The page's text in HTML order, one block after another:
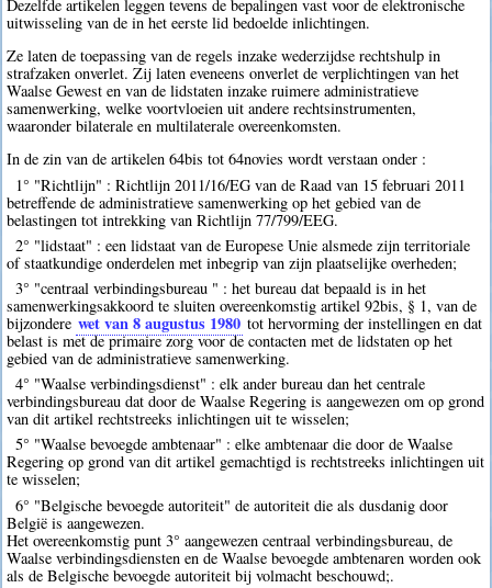
Dezelfde artikelen leggen tevens de bepalingen vast voor de elektronische
uitwisseling van de in het eerste lid bedoelde inlichtingen.
Ze laten de toepassing van de regels inzake wederzijdse rechtshulp in
strafzaken onverlet. Zij laten eveneens onverlet de verplichtingen van het
Waalse Gewest en van de lidstaten inzake ruimere administratieve
samenwerking, welke voortvloeien uit andere rechtsinstrumenten,
waaronder bilaterale en multilaterale overeenkomsten.
In de zin van de artikelen 64bis tot 64novies wordt verstaan onder :
1° "Richtlijn" : Richtlijn 2011/16/EG van de Raad van 15 februari 2011
betreffende de administratieve samenwerking op het gebied van de
belastingen tot intrekking van Richtlijn 77/799/EEG.
2° "lidstaat" : een lidstaat van de Europese Unie alsmede zijn territoriale
of staatkundige onderdelen met inbegrip van zijn plaatselijke overheden;
3° "centraal verbindingsbureau " : het bureau dat bepaald is in het
samenwerkingsakkoord te sluiten overeenkomstig artikel 92bis, § 1, van de
bijzondere wet van 8 augustus 1980 tot hervorming der instellingen en dat
belast is met de primaire zorg voor de contacten met de lidstaten op het
gebied van de administratieve samenwerking.
4° "Waalse verbindingsdienst" : elk ander bureau dan het centrale
verbindingsbureau dat door de Waalse Regering is aangewezen om op grond
van dit artikel rechtstreeks inlichtingen uit te wisselen;
5° "Waalse bevoegde ambtenaar" : elke ambtenaar die door de Waalse
Regering op grond van dit artikel gemachtigd is rechtstreeks inlichtingen uit
te wisselen;
6° "Belgische bevoegde autoriteit" de autoriteit die als dusdanig door
België is aangewezen.
Het overeenkomstig punt 3° aangewezen centraal verbindingsbureau, de
Waalse verbindingsdiensten en de Waalse bevoegde ambtenaren worden ook
als de Belgische bevoegde autoriteit bij volmacht beschouwd;.